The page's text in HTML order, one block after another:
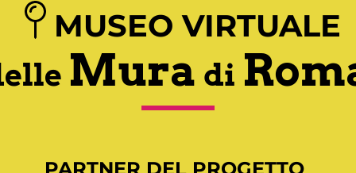
MUSEO VIRTUALE
Mura di
PARTNER DEL PROGETTO